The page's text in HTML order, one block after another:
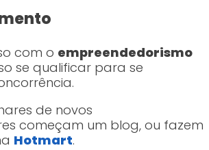
com o empreendedorismo
se qualificar para se
de novos
começam um blog, ou fazem
Hotmart.